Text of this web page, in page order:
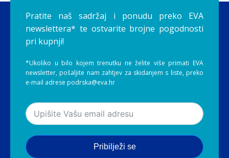
Pratite naš sadržaj i ponudu preko EVA
newslettera* te ostvarite brojne pogodnosti
pri kupnji!
*Ukoliko u bilo kojem trenutku ne želite više primati EVA
newsletter, pošaljite nam zahtjev za skidanjem s liste, preko
e-mail adrese podrska@eva.hr
Pribilježi se